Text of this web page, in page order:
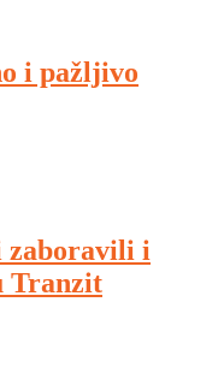
i pažljivo
zaboravili i
Tranzit